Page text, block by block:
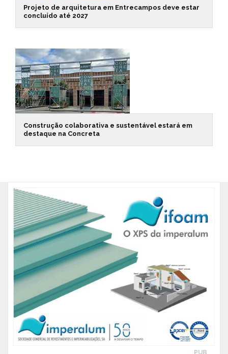
Projeto de arquitetura em Entrecampos deve estar
concluído até 2027
Construção colaborativa e sustentável estará em
destaque na Concreta
PUB